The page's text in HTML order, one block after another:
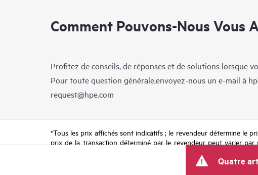
Comment Pouvons-Nous Vous
Profitez de conseils, de réponses et de solutions lorsque
Pour toute question générale,envoyez-nous un e-mail à
request@hpe.com
*Tous les prix affichés sont indicatifs ; le revendeur détermine le
prix de la transaction déterminé par le revendeur peut varier
produit, la disponibilité restreinte d’un produit, la fin d’uneQuatre